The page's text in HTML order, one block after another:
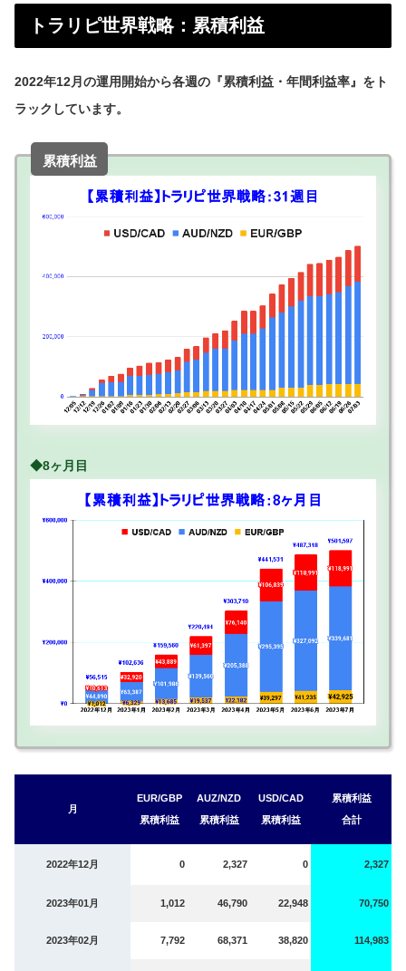
トラリピ世界戦略：累積利益
2022年12月の運用開始から各週の『累積利益・年間利益率』をト
ラックしています。
累積利益
◆8ヶ月目
月
EUR/GBP
累積利益
AUZ/NZD
累積利益
USD/CAD
累積利益
累積利益
合計
2022年12月 0 2,327 0 2,327
2023年01月 1,012 46,790 22,948 70,750
2023年02月 7,792 68,371 38,820 114,983